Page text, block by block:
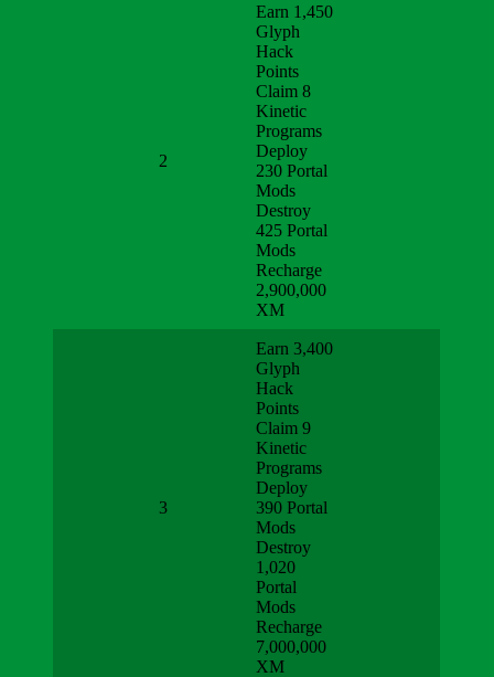
2
Earn 1,450
Glyph
Hack
Points
Claim 8
Kinetic
Programs
Deploy
230 Portal
Mods
Destroy
425 Portal
Mods
Recharge
2,900,000
XM
3
Earn 3,400
Glyph
Hack
Points
Claim 9
Kinetic
Programs
Deploy
390 Portal
Mods
Destroy
1,020
Portal
Mods
Recharge
7,000,000
XM